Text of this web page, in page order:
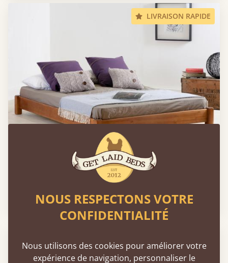
LIVRAISON RAPIDE
Lit plateforme bas (sans tête de lit)
140 × 190 cm 555 €
NOUS RESPECTONS VOTRE
CONFIDENTIALITÉ
Nous utilisons des cookies pour améliorer votre
expérience de navigation, personnaliser le